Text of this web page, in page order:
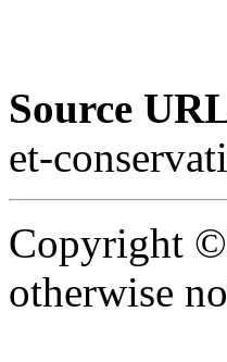
Source
et-
Copyright
otherwise